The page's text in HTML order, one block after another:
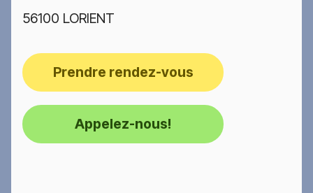
56100 LORIENT
Prendre rendez-vous
Appelez-nous!